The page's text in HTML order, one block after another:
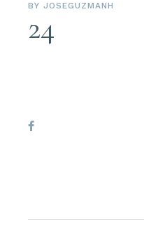
BY JOSEGUZMANH
24